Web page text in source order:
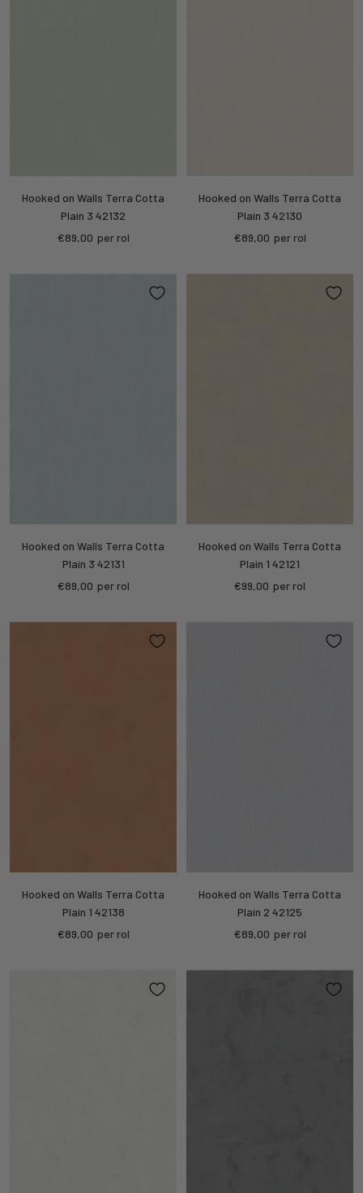
Hooked on Walls Terra Cotta
Plain 3 42132
Kortings
€89,00 per rol
Hooked on Walls Terra Cotta
Plain 3 42130
Kortings
€89,00 per rol
Hooked on Walls Terra Cotta
Plain 3 42131
Kortings
€89,00 per rol
Hooked on Walls Terra Cotta
Plain 1 42121
Kortings
€99,00 per rol
Hooked on Walls Terra Cotta
Plain 1 42138
Kortings
€89,00 per rol
Hooked on Walls Terra Cotta
Plain 2 42125
Kortings
€89,00 per rol